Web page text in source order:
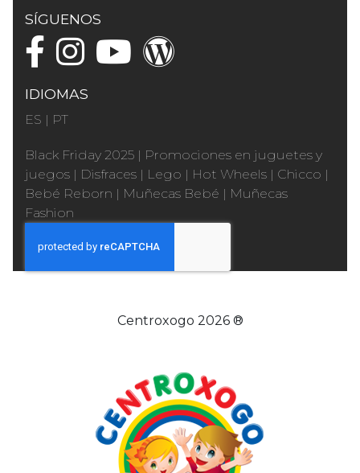
SÍGUENOS
IDIOMAS
ES | PT
Black Friday 2025 | Promociones en juguetes y
juegos | Disfraces | Lego | Hot Wheels | Chicco |
Bebé Reborn | Muñecas Bebé | Muñecas
Fashion
Centroxogo 2026 ®